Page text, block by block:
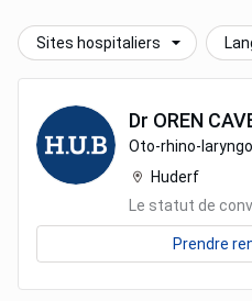
Sites hospitaliers
Dr OREN
Oto-rhino-
Huderf
Le statut de
Prendre